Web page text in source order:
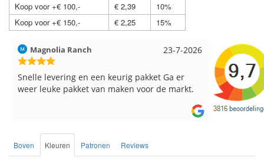
Koop voor +€ 100,-
€ 2,39
10%
Koop voor +€ 150,-
€ 2,25 15%
17-7-2026
Hilde uit Loyers
Reeds meerdere keren breigaren en
breinaalden besteld, altijd heel tevreden over
Loes uit
Snelle
Boven Kleuren Patronen Reviews